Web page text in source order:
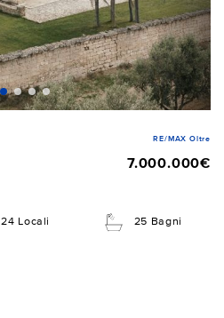
RE/MAX Oltre
7.000.000€
24 Locali 25 Bagni